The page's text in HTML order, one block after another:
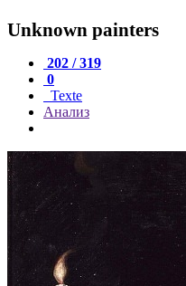
Unknown painters
202 / 319
0
Texte
Анализ